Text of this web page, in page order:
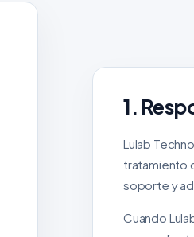
1.
Lulab
tratamiento
soporte y
Cuando